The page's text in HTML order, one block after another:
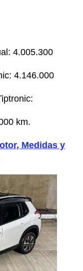
4.005.300
4.146.000
km.
Medidas y